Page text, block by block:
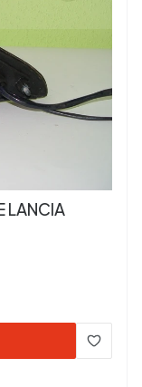
LANCIA